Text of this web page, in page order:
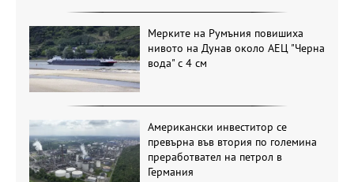
Мерките на Румъния повишиха
нивото на Дунав около АЕЦ "Черна
вода" с 4 см
Американски инвеститор се
превърна във втория по големина
преработвател на петрол в
Германия